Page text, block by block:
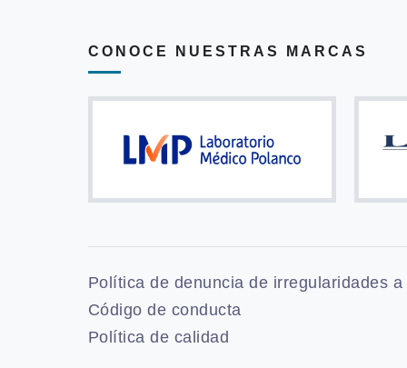
CONOCE NUESTRAS MARCAS
Política de denuncia de irregularidades
Código de conducta
Política de calidad